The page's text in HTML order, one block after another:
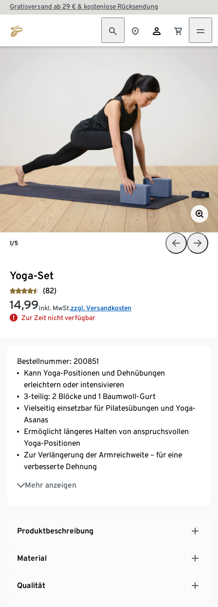
Gratisversand ab 29 € & kostenlose Rücksendung
Yoga-Set
(82)
14,99inkl. MwSt.zzgl. Versandkosten
Zur Zeit nicht verfügbar
1/5
Bestellnummer: 200851
Kann Yoga-Positionen und Dehnübungen
erleichtern oder intensivieren
3-teilig: 2 Blöcke und 1 Baumwoll-Gurt
Vielseitig einsetzbar für Pilatesübungen und Yoga-
Asanas
Ermöglicht längeres Halten von anspruchsvollen
Yoga-Positionen
Zur Verlängerung der Armreichweite – für eine
verbesserte Dehnung
Mehr anzeigen
Übungsposter online abrufbar
Produktbeschreibung
Material
Qualität